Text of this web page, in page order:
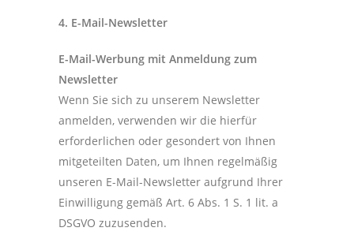
4. E-Mail-Newsletter
E-Mail-Werbung mit Anmeldung zum
Newsletter
Wenn Sie sich zu unserem Newsletter
anmelden, verwenden wir die hierfür
erforderlichen oder gesondert von Ihnen
mitgeteilten Daten, um Ihnen regelmäßig
unseren E-Mail-Newsletter aufgrund Ihrer
Einwilligung gemäß Art. 6 Abs. 1 S. 1 lit. a
DSGVO zuzusenden.